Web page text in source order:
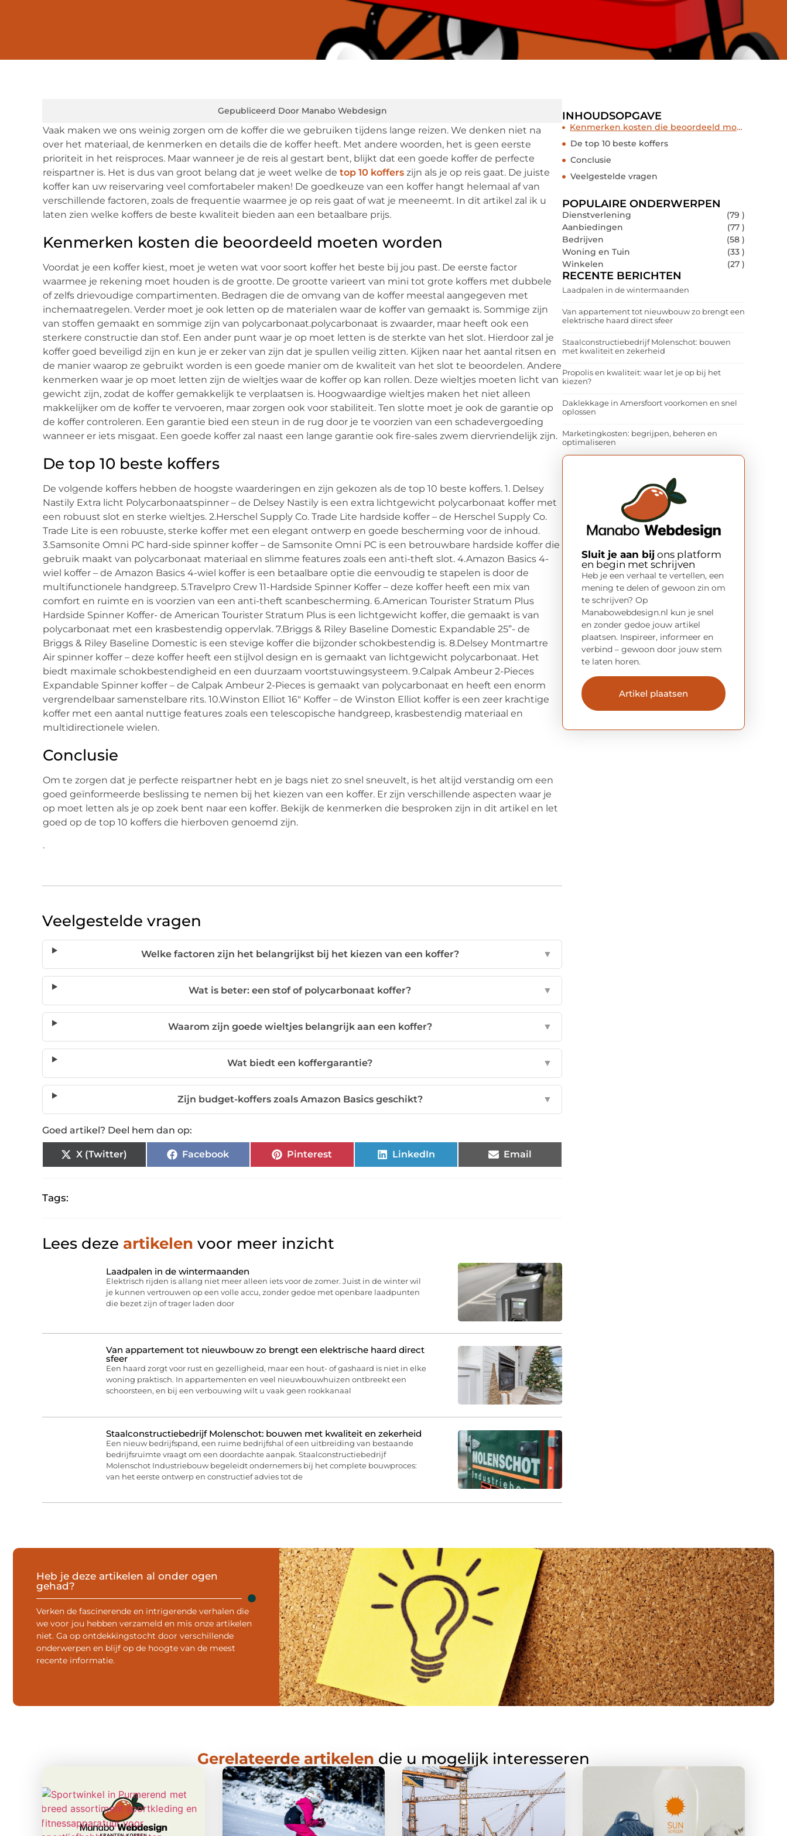
Gepubliceerd Door Manabo Webdesign
Vaak maken we ons weinig zorgen om de koffer die we gebruiken tijdens lange reizen. We denken niet na
over het materiaal, de kenmerken en details die de koffer heeft. Met andere woorden, het is geen eerste
prioriteit in het reisproces. Maar wanneer je de reis al gestart bent, blijkt dat een goede koffer de perfecte
reispartner is. Het is dus van groot belang dat je weet welke de top 10 koffers zijn als je op reis gaat. De juiste
koffer kan uw reiservaring veel comfortabeler maken! De goedkeuze van een koffer hangt helemaal af van
verschillende factoren, zoals de frequentie waarmee je op reis gaat of wat je meeneemt. In dit artikel zal ik u
laten zien welke koffers de beste kwaliteit bieden aan een betaalbare prijs.
Kenmerken kosten die beoordeeld moeten worden
Voordat je een koffer kiest, moet je weten wat voor soort koffer het beste bij jou past. De eerste factor
waarmee je rekening moet houden is de grootte. De grootte varieert van mini tot grote koffers met dubbele
of zelfs drievoudige compartimenten. Bedragen die de omvang van de koffer meestal aangegeven met
inchemaatregelen. Verder moet je ook letten op de materialen waar de koffer van gemaakt is. Sommige zijn
van stoffen gemaakt en sommige zijn van polycarbonaat.polycarbonaat is zwaarder, maar heeft ook een
sterkere constructie dan stof. Een ander punt waar je op moet letten is de sterkte van het slot. Hierdoor zal je
koffer goed beveiligd zijn en kun je er zeker van zijn dat je spullen veilig zitten. Kijken naar het aantal ritsen en
de manier waarop ze gebruikt worden is een goede manier om de kwaliteit van het slot te beoordelen. Andere
kenmerken waar je op moet letten zijn de wieltjes waar de koffer op kan rollen. Deze wieltjes moeten licht van
gewicht zijn, zodat de koffer gemakkelijk te verplaatsen is. Hoogwaardige wieltjes maken het niet alleen
makkelijker om de koffer te vervoeren, maar zorgen ook voor stabiliteit. Ten slotte moet je ook de garantie op
de koffer controleren. Een garantie bied een steun in de rug door je te voorzien van een schadevergoeding
wanneer er iets misgaat. Een goede koffer zal naast een lange garantie ook fire-sales zwem diervriendelijk zijn.
De top 10 beste koffers
De volgende koffers hebben de hoogste waarderingen en zijn gekozen als de top 10 beste koffers. 1. Delsey
Nastily Extra licht Polycarbonaatspinner – de Delsey Nastily is een extra lichtgewicht polycarbonaat koffer met
een robuust slot en sterke wieltjes. 2.Herschel Supply Co. Trade Lite hardside koffer – de Herschel Supply Co.
Trade Lite is een robuuste, sterke koffer met een elegant ontwerp en goede bescherming voor de inhoud.
3.Samsonite Omni PC hard-side spinner koffer – de Samsonite Omni PC is een betrouwbare hardside koffer die
gebruik maakt van polycarbonaat materiaal en slimme features zoals een anti-theft slot. 4.Amazon Basics 4-
wiel koffer – de Amazon Basics 4-wiel koffer is een betaalbare optie die eenvoudig te stapelen is door de
multifunctionele handgreep. 5.Travelpro Crew 11-Hardside Spinner Koffer – deze koffer heeft een mix van
comfort en ruimte en is voorzien van een anti-theft scanbescherming. 6.American Tourister Stratum Plus
Hardside Spinner Koffer- de American Tourister Stratum Plus is een lichtgewicht koffer, die gemaakt is van
polycarbonaat met een krasbestendig oppervlak. 7.Briggs & Riley Baseline Domestic Expandable 25”- de
Briggs & Riley Baseline Domestic is een stevige koffer die bijzonder schokbestendig is. 8.Delsey Montmartre
Air spinner koffer – deze koffer heeft een stijlvol design en is gemaakt van lichtgewicht polycarbonaat. Het
biedt maximale schokbestendigheid en een duurzaam voortstuwingsysteem. 9.Calpak Ambeur 2-Pieces
Expandable Spinner koffer – de Calpak Ambeur 2-Pieces is gemaakt van polycarbonaat en heeft een enorm
vergrendelbaar samenstelbare rits. 10.Winston Elliot 16″ Koffer – de Winston Elliot koffer is een zeer krachtige
koffer met een aantal nuttige features zoals een telescopische handgreep, krasbestendig materiaal en
multidirectionele wielen.
Conclusie
Om te zorgen dat je perfecte reispartner hebt en je bags niet zo snel sneuvelt, is het altijd verstandig om een
goed geïnformeerde beslissing te nemen bij het kiezen van een koffer. Er zijn verschillende aspecten waar je
op moet letten als je op zoek bent naar een koffer. Bekijk de kenmerken die besproken zijn in dit artikel en let
goed op de top 10 koffers die hierboven genoemd zijn.
.
Veelgestelde vragen
Welke factoren zijn het belangrijkst bij het kiezen van een koffer? ▼
Wat is beter: een stof of polycarbonaat koffer? ▼
Waarom zijn goede wieltjes belangrijk aan een koffer? ▼
Wat biedt een koffergarantie? ▼
Zijn budget-koffers zoals Amazon Basics geschikt? ▼
Goed artikel? Deel hem dan op:
X (Twitter) Facebook Pinterest LinkedIn Email
Tags:
Lees deze artikelen voor meer inzicht
Laadpalen in de wintermaanden
Elektrisch rijden is allang niet meer alleen iets voor de zomer. Juist in de winter wil
je kunnen vertrouwen op een volle accu, zonder gedoe met openbare laadpunten
die bezet zijn of trager laden door
Van appartement tot nieuwbouw zo brengt een elektrische haard direct
sfeer
Een haard zorgt voor rust en gezelligheid, maar een hout- of gashaard is niet in elke
woning praktisch. In appartementen en veel nieuwbouwhuizen ontbreekt een
schoorsteen, en bij een verbouwing wilt u vaak geen rookkanaal
Staalconstructiebedrijf Molenschot: bouwen met kwaliteit en zekerheid
Een nieuw bedrijfspand, een ruime bedrijfshal of een uitbreiding van bestaande
bedrijfsruimte vraagt om een doordachte aanpak. Staalconstructiebedrijf
Molenschot Industriebouw begeleidt ondernemers bij het complete bouwproces:
van het eerste ontwerp en constructief advies tot de
INHOUDSOPGAVE
Kenmerken kosten die beoordeeld moeten worden
De top 10 beste koffers
Conclusie
Veelgestelde vragen
POPULAIRE ONDERWERPEN
Dienstverlening
(79 )
Aanbiedingen
(77 )
Bedrijven
(58 )
Woning en Tuin
(33 )
Winkelen
(27 )
RECENTE BERICHTEN
Laadpalen in de wintermaanden
Van appartement tot nieuwbouw zo brengt een
elektrische haard direct sfeer
Staalconstructiebedrijf Molenschot: bouwen
met kwaliteit en zekerheid
Propolis en kwaliteit: waar let je op bij het
kiezen?
Daklekkage in Amersfoort voorkomen en snel
oplossen
Marketingkosten: begrijpen, beheren en
optimaliseren
Sluit je aan bij ons platform
en begin met schrijven
Heb je een verhaal te vertellen, een
mening te delen of gewoon zin om
te schrijven? Op
Manabowebdesign.nl kun je snel
en zonder gedoe jouw artikel
plaatsen. Inspireer, informeer en
verbind – gewoon door jouw stem
te laten horen.
Artikel plaatsen
Heb je deze artikelen al onder ogen
gehad?
Verken de fascinerende en intrigerende verhalen die
we voor jou hebben verzameld en mis onze artikelen
niet. Ga op ontdekkingstocht door verschillende
onderwerpen en blijf op de hoogte van de meest
recente informatie.
Gerelateerde artikelen die u mogelijk interesseren